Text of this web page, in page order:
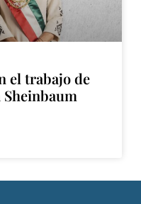
el trabajo de